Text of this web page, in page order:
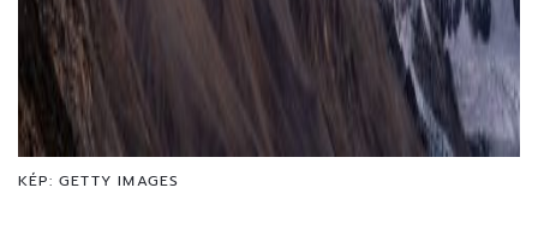
KÉP: GETTY IMAGES